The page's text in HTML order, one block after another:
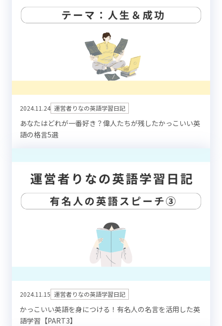
2024.11.24 運営者りなの英語学習日記
あなたはどれが一番好き？偉人たちが残したかっこいい英
語の格言5選
2024.11.15 運営者りなの英語学習日記
かっこいい英語を身につける！有名人の名言を活用した英
語学習【PART3】